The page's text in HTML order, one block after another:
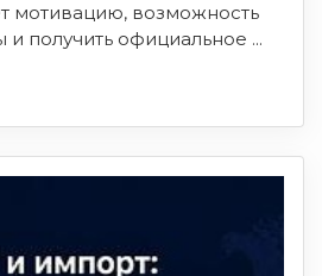
мотивацию, возможность
и получить официальное ...